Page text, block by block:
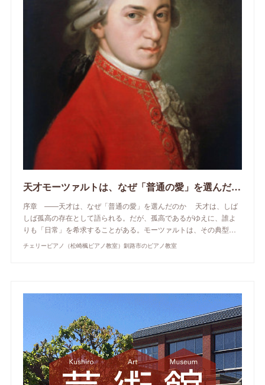
天才モーツァルトは、なぜ「普通の愛」を選んだのか
序章 ——天才は、なぜ「普通の愛」を選んだのか 天才は、しば
しば孤高の存在として語られる。だが、孤高であるがゆえに、誰よ
りも「日常」を希求することがある。モーツァルトは、その典型…
チェリーピアノ（松崎楓ピアノ教室）釧路市のピアノ教室